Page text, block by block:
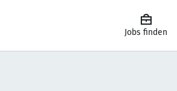
Jobs finden